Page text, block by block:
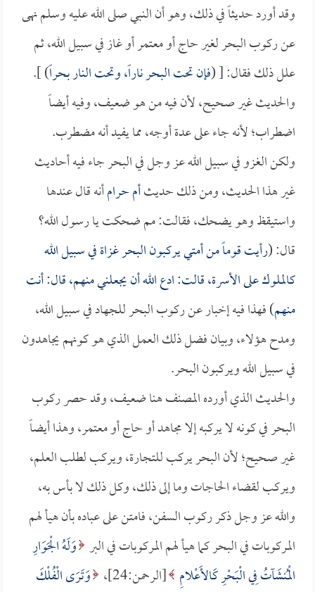
وقد أورد حديثاً في ذلك، وهو أن النبي صلى الله عليه وسلم نهى
عن ركوب البحر لغير حاج أو معتمر أو غاز في سبيل الله، ثم
علل ذلك فقال: [ (فإن تحت البحر ناراً، وتحت النار بحراً) ].
والحديث غير صحيح، لأن فيه من هو ضعيف، وفيه أيضاً
اضطراب؛ لأنه جاء على عدة أوجه، مما يفيد أنه مضطرب.
ولكن الغزو في سبيل الله عز وجل في البحر جاء فيه أحاديث
غير هذا الحديث، ومن ذلك حديثأم حرامأنه قال عندها
واستيقظ وهو يضحك، فقالت: مم ضحكت يا رسول الله؟
قال: (رأيت قوماً من أمتي يركبون البحر غزاة في سبيل الله
كالملوك على الأسرة، قالت: ادع الله أن يجعلني منهم، قال: أنت
منهم) فهذا فيه إخبار عن ركوب البحر للجهاد في سبيل الله،
ومدح هؤلاء، وبيان فضل ذلك العمل الذي هو كونهم يجاهدون
في سبيل الله ويركبون البحر.
والحديث الذي أورده المصنف هنا ضعيف، وقد حصر ركوب
البحر في كونه لا يركبه إلا مجاهد أو حاج أو معتمر، وهذا أيضاً
غير صحيح؛ لأن البحر يركب للتجارة، ويركب لطلب العلم،
ويركب لقضاء الحاجات وما إلى ذلك، وكل ذلك لا بأس به،
والله عز وجل ذكر ركوب السفن، فامتن على عباده بأن هيأ لهم
المركوبات في البحر كما هيأ لهم المركوبات في البر وَلَهُ الْجَوَارِ
الْمُنشَآتُ فِي الْبَحْرِ كَالأَعْلامِ [الرحمن:24]،
وَتَرَى الْفُلْكَ